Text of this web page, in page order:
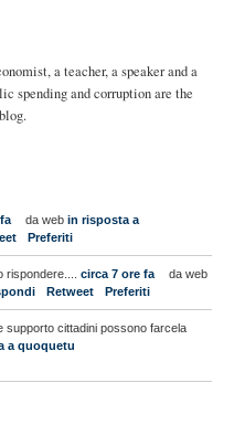
a teacher, a speaker and a
spending and corruption are the
da web in risposta a
Preferiti
rispondere.... circa 7 ore fa
da web
Retweet Preferiti
supporto cittadini possono farcela
a quoquetu